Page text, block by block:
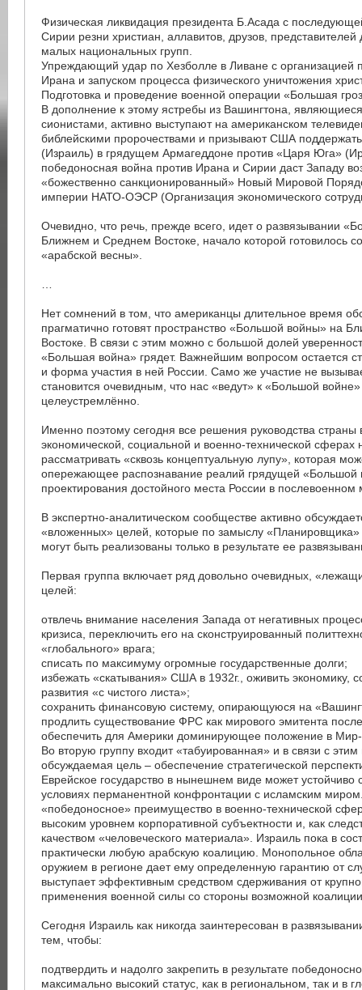
Физическая ликвидация президента Б.Асада с
Сирии резни христиан, аллавитов, друзов, представителей
малых национальных групп.
Упреждающий удар по Хезболле в Ливане с организацией
Ирана и запуском процесса физического уничтожения
Подготовка и проведение военной операции «Большая
В дополнение к этому ястребы из Вашингтона,
сионистами, активно выступают на американском
библейскими пророчествами и призывают США
(Израиль) в грядущем Армагеддоне против «Царя Юга»
победоносная война против Ирана и Сирии даст Западу
«божественно санкционированный» Новый Мировой
империи НАТО-ОЭСР (Организация экономического
Очевидно, что речь, прежде всего, идет о развязывании
Ближнем и Среднем Востоке, начало которой готовилось
«арабской весны».
Нет сомнений в том, что американцы длительное время
прагматично готовят пространство «Большой войны» на
Востоке. В связи с этим можно с большой долей
«Большая война» грядет. Важнейшим вопросом остается
и форма участия в ней России. Само же участие не
становится очевидным, что нас «ведут» к «Большой
целеустремлённо.
Именно поэтому сегодня все решения руководства страны
экономической, социальной и военно-технической сферах
рассматривать «сквозь концептуальную лупу», которая
опережающее распознавание реалий грядущей «Большой
проектирования достойного места России в послевоенном
В экспертно-аналитическом сообществе активно
«вложенных» целей, которые по замыслу
могут быть реализованы только в результате ее
Первая группа включает ряд довольно очевидных,
целей:
отвлечь внимание населения Запада от негативных
кризиса, переключить его на сконструированный
«глобального» врага;
списать по максимуму огромные государственные долги;
избежать «скатывания» США в 1932г., оживить экономику,
развития «с чистого листа»;
сохранить финансовую систему, опирающуюся на
продлить существование ФРС как мирового эмитента
обеспечить для Америки доминирующее положение в
Во вторую группу входит «табуированная» и в связи с
обсуждаемая цель – обеспечение стратегической
Еврейское государство в нынешнем виде может устойчиво
условиях перманентной конфронтации с исламским
«победоносное» преимущество в военно-технической
высоким уровнем корпоративной субъектности и, как
качеством «человеческого материала». Израиль пока в
практически любую арабскую коалицию. Монопольное
оружием в регионе дает ему определенную гарантию от
выступает эффективным средством сдерживания от
применения военной силы со стороны возможной коалиции
Сегодня Израиль как никогда заинтересован в
тем, чтобы:
подтвердить и надолго закрепить в результате
максимально высокий статус, как в региональном, так и в